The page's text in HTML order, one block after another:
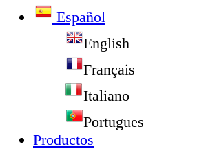
Español
English
Français
Italiano
Portugues
Productos